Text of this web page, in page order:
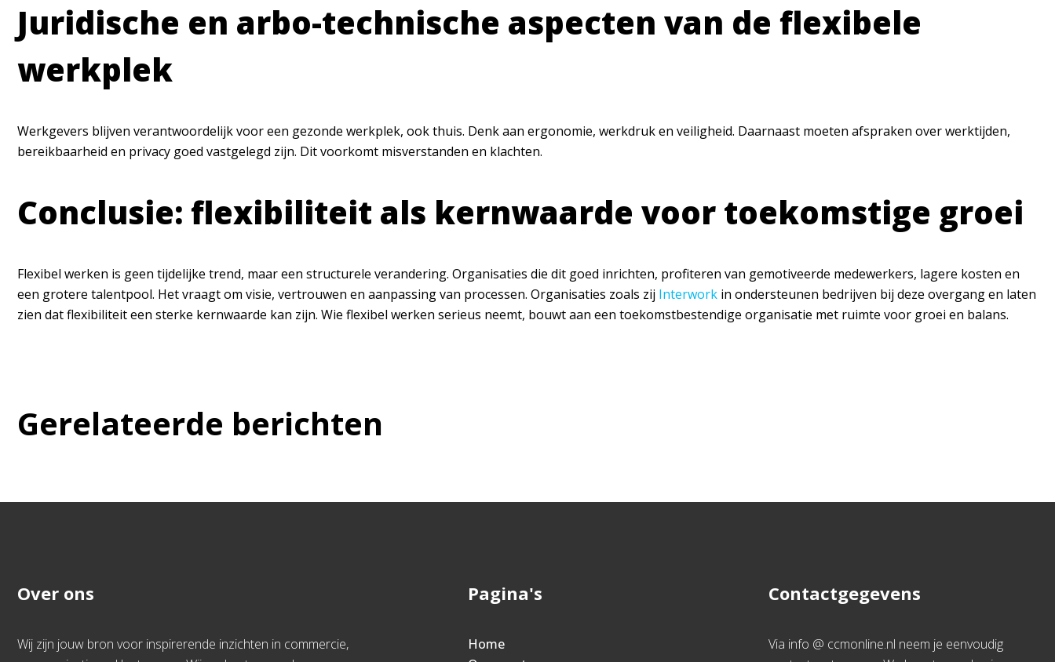
Juridische en arbo-technische aspecten van de flexibele
werkplek
Werkgevers blijven verantwoordelijk voor een gezonde werkplek, ook thuis. Denk aan ergonomie, werkdruk en veiligheid. Daarnaast moeten afspraken over werktijden,
bereikbaarheid en privacy goed vastgelegd zijn. Dit voorkomt misverstanden en klachten.
Conclusie: flexibiliteit als kernwaarde voor toekomstige groei
Flexibel werken is geen tijdelijke trend, maar een structurele verandering. Organisaties die dit goed inrichten, profiteren van gemotiveerde medewerkers, lagere kosten en
een grotere talentpool. Het vraagt om visie, vertrouwen en aanpassing van processen. Organisaties zoals zij Interwork in ondersteunen bedrijven bij deze overgang en laten
zien dat flexibiliteit een sterke kernwaarde kan zijn. Wie flexibel werken serieus neemt, bouwt aan een toekomstbestendige organisatie met ruimte voor groei en balans.
Gerelateerde berichten
Over ons
Wij zijn jouw bron voor inspirerende inzichten in commercie,
Pagina's
Home
Contactgegevens
Via info @ ccmonline.nl neem je eenvoudig